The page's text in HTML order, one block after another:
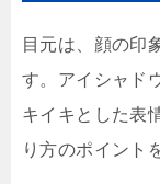
目元は、顔の印
す。アイシャド
キイキとした表
り方のポイント